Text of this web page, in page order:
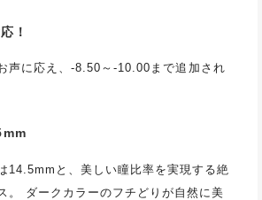
！
声に応え、-8.50～-10.00まで追加され
14.5mmと、美しい瞳比率を実現する絶
。 ダークカラーのフチどりが自然に美